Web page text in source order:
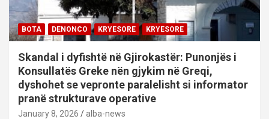
BOTA DENONCO KRYESORE KRYESORE
Skandal i dyfishtë në Gjirokastër: Punonjës i
Konsullatës Greke nën gjykim në Greqi,
dyshohet se vepronte paralelisht si informator
pranë strukturave operative
January 8, 2026 alba-news